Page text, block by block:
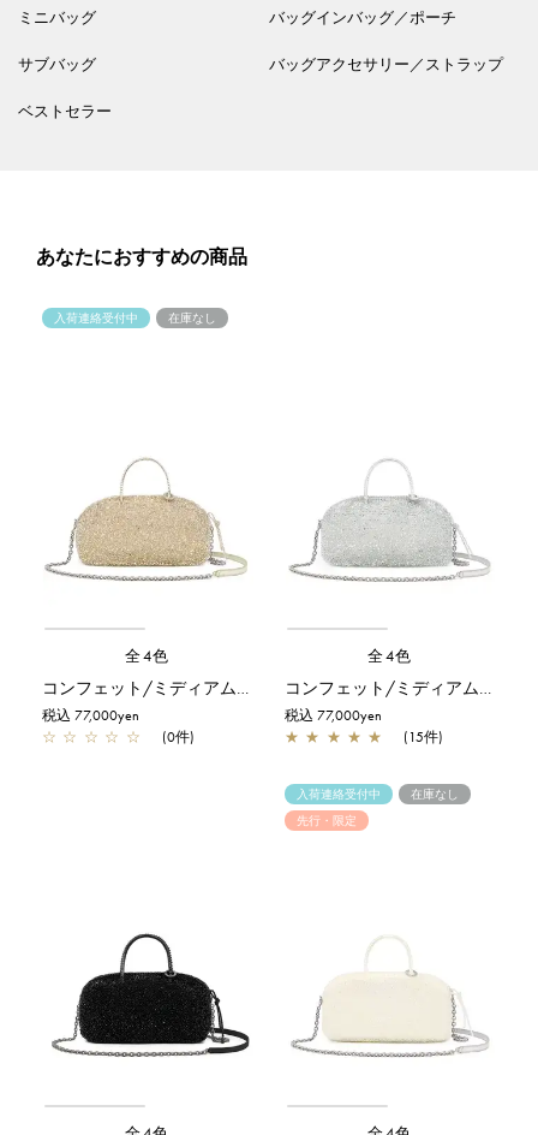
ミニバッグ バッグインバッグ／ポーチ
サブバッグ バッグアクセサリー／ストラップ
ベストセラー
あなたにおすすめの商品
入荷連絡受付中 在庫なし
全4色
コンフェット/ミディアム/シルバーゴールド
税込 77,000yen
☆ ☆ ☆ ☆ ☆ (0件)
全4色
コンフェット/ミディアム/シルバー
税込 77,000yen
★ ★ ★ ★ ★ (15件)
入荷連絡受付中
在庫なし
先行・限定